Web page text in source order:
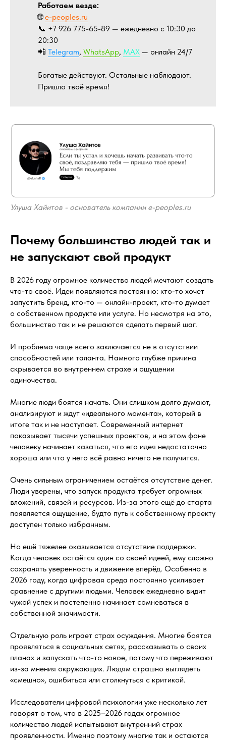
Работаем везде:
🌐e-peoples.ru
📞 +7 926 775-65-89 — ежедневно с 10:30 до
20:30
📲 Telegram, WhatsApp, MAX — онлайн 24/7
Богатые действуют. Остальные наблюдают.
Пришло твоё время!
Улуша Хайитов - основатель компании e-peoples.ru
Почему большинство людей так и
не запускают свой продукт
В 2026 году огромное количество людей мечтают создать
что-то своё. Идеи появляются постоянно: кто-то хочет
запустить бренд, кто-то — онлайн-проект, кто-то думает
о собственном продукте или услуге. Но несмотря на это,
большинство так и не решаются сделать первый шаг.
И проблема чаще всего заключается не в отсутствии
способностей или таланта. Намного глубже причина
скрывается во внутреннем страхе и ощущении
одиночества.
Многие люди боятся начать. Они слишком долго думают,
анализируют и ждут «идеального момента», который в
итоге так и не наступает. Современный интернет
показывает тысячи успешных проектов, и на этом фоне
человеку начинает казаться, что его идея недостаточно
хороша или что у него всё равно ничего не получится.
Очень сильным ограничением остаётся отсутствие денег.
Люди уверены, что запуск продукта требует огромных
вложений, связей и ресурсов. Из-за этого ещё до старта
появляется ощущение, будто путь к собственному проекту
доступен только избранным.
Но ещё тяжелее оказывается отсутствие поддержки.
Когда человек остаётся один со своей идеей, ему сложно
сохранять уверенность и движение вперёд. Особенно в
2026 году, когда цифровая среда постоянно усиливает
сравнение с другими людьми. Человек ежедневно видит
чужой успех и постепенно начинает сомневаться в
собственной значимости.
Отдельную роль играет страх осуждения. Многие боятся
проявляться в социальных сетях, рассказывать о своих
планах и запускать что-то новое, потому что переживают
из-за мнения окружающих. Людям страшно выглядеть
«смешно», ошибиться или столкнуться с критикой.
Исследователи цифровой психологии уже несколько лет
говорят о том, что в 2025–2026 годах огромное
количество людей испытывают внутренний страх
проявленности. Именно поэтому многие так и остаются